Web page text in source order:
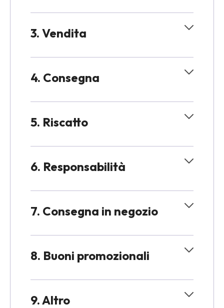
3. Vendita
4. Consegna
5. Riscatto
6. Responsabilità
7. Consegna in negozio
8. Buoni promozionali
9. Altro